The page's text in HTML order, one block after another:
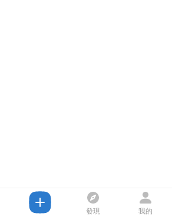
發現 我的